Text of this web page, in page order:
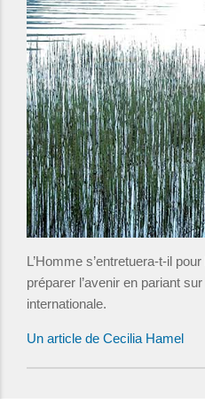
L’Homme s’entretuera-t-il
préparer l’avenir en pariant
internationale.
Un article de Cecilia Hamel